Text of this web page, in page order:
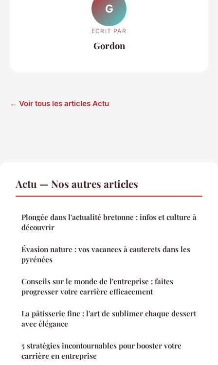
G
ECRIT PAR
Gordon
← Voir tous les articles Actu
Actu — Nos autres articles
Plongée dans l'actualité bretonne : infos et culture à
découvrir
Évasion nature : vos vacances à cauterets dans les
pyrénées
Conseils sur le monde de l'entreprise : faites
progresser votre carrière efficacement
La pâtisserie fine : l'art de sublimer chaque dessert
avec élégance
5 stratégies incontournables pour booster votre
carrière en entreprise